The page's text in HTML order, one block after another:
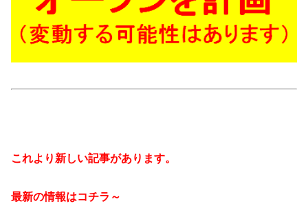
これより新しい記事があります。
最新の情報はコチラ～